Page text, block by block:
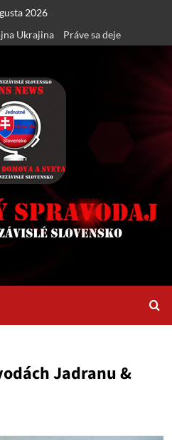
2026
Ukrajina Práve sa deje
Jadranu &